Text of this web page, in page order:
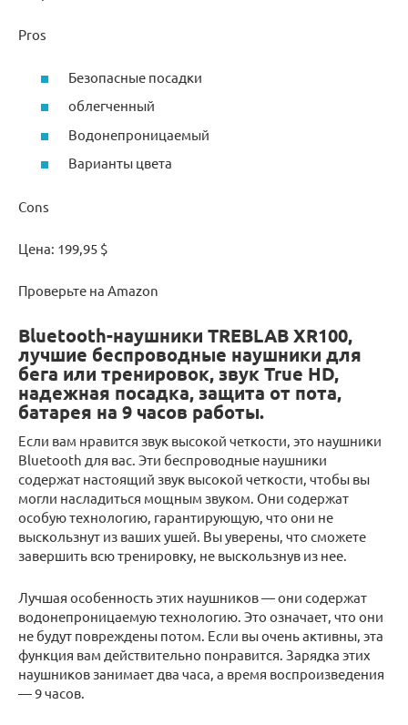
Pros
Безопасные посадки
облегченный
Водонепроницаемый
Варианты цвета
Cons
Цена: 199,95 $
Проверьте на Amazon
Bluetooth-наушники TREBLAB XR100,
лучшие беспроводные наушники для
бега или тренировок, звук True HD,
надежная посадка, защита от пота,
батарея на 9 часов работы.
Если вам нравится звук высокой четкости, это наушники
Bluetooth для вас. Эти беспроводные наушники
содержат настоящий звук высокой четкости, чтобы вы
могли насладиться мощным звуком. Они содержат
особую технологию, гарантирующую, что они не
выскользнут из ваших ушей. Вы уверены, что сможете
завершить всю тренировку, не выскользнув из нее.
Лучшая особенность этих наушников — они содержат
водонепроницаемую технологию. Это означает, что они
не будут повреждены потом. Если вы очень активны, эта
функция вам действительно понравится. Зарядка этих
наушников занимает два часа, а время воспроизведения
— 9 часов.